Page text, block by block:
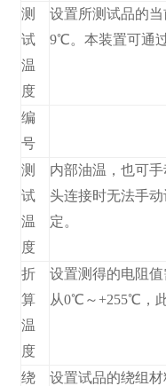
测
试
温
度
设置所测试品的
9℃。本装置可通
编
号
测
试
温
度
内部油温，也可
头连接时无法手
定。
折
算
温
度
设置测得的电阻
从0℃～+255℃，
绕
设置试品的绕组